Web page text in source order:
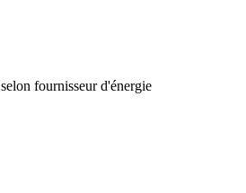
selon fournisseur d'énergie